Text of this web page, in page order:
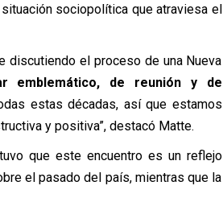
sociopolítica que atraviesa el
discutiendo el proceso de una Nueva
emblemático, de reunión y de
estas décadas, así que estamos
y positiva”, destacó Matte.
que este encuentro es un reflejo
el pasado del país, mientras que la